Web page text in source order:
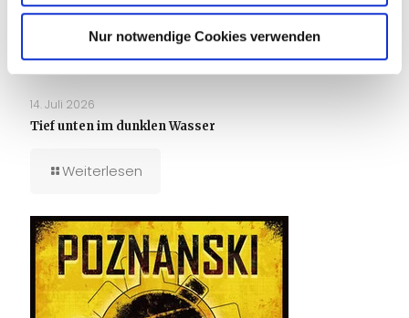
Nur notwendige Cookies verwenden
14. Juli 2026
Tief unten im dunklen Wasser
Weiterlesen